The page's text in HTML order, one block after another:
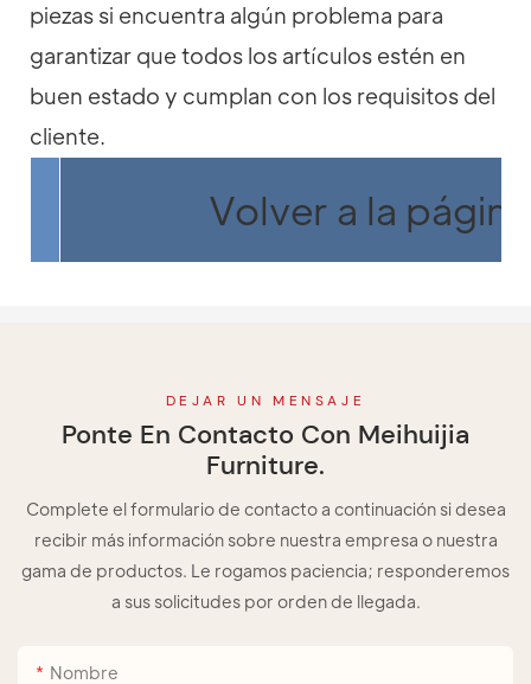
piezas si encuentra algún problema para
garantizar que todos los artículos estén en
buen estado y cumplan con los requisitos del
cliente.
Volver a la
DEJAR UN MENSAJE
Ponte En Contacto Con Meihuijia
Furniture.
Complete el formulario de contacto a continuación si desea
recibir más información sobre nuestra empresa o nuestra
gama de productos. Le rogamos paciencia; responderemos
a sus solicitudes por orden de llegada.
Nombre